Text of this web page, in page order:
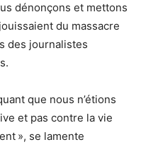
dénonçons et mettons
du massacre
des journalistes
que nous n’étions
et pas contre la vie
», se lamente